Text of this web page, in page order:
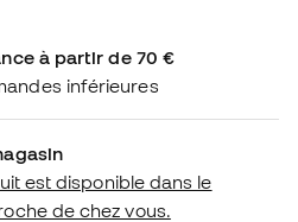
à partir de 70 €
inférieures
est disponible dans le
de chez vous.